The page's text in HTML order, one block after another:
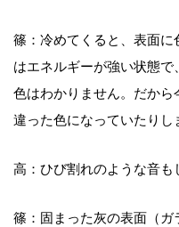
篠：冷めてくると、表面
はエネルギーが強い状態
色はわかりません。だから
違った色になっていたりし
高：ひび割れのような音も
篠：固まった灰の表面（